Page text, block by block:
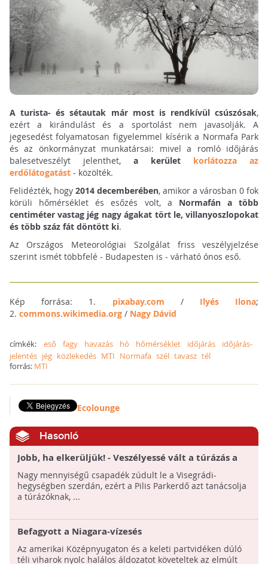
A turista- és sétautak már most is rendkívül csúszósak,
ezért a kirándulást és a sportolást nem javasolják. A
jegesedést folyamatosan figyelemmel kísérik a Normafa Park
és az önkormányzat munkatársai: mivel a romló időjárás
balesetveszélyt jelenthet, a kerület korlátozza az
erdőlátogatást- közölték.
Felidézték, hogy 2014 decemberében, amikor a városban 0 fok
körüli hőmérséklet és esőzés volt, a Normafán a több
centiméter vastag jég nagy ágakat tört le, villanyoszlopokat
és több száz fát döntött ki.
Az Országos Meteorológiai Szolgálat friss veszélyjelzése
szerint ismét többfelé - Budapesten is - várható ónos eső.
Kép forrása: 1. pixabay.com / Ilyés Ilona;
2. commons.wikimedia.org/ Nagy Dávid
címkék: eső fagy havazás hó hőmérséklet időjárás
időjárás-
jelentés jég közlekedés MTI Normafa szél tavasz tél
forrás: MTI
Ecolounge
Hasonló
Jobb, ha elkerüljük! - Veszélyessé vált a túrázás a
Visegrádi szurdokvölgyekben a viharok miatt
Nagy mennyiségű csapadék zúdult le a Visegrádi-
hegységben szerdán, ezért a Pilis Parkerdő azt tanácsolja
a túrázóknak, ...
Befagyott a Niagara-vízesés
Az amerikai Középnyugaton és a keleti partvidéken dúló
téli viharok nyolc halálos áldozatot követeltek az elmúlt